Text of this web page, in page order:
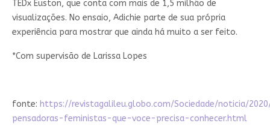
TEDx Euston, que conta com mais de 1,5 milhão de
visualizações. No ensaio, Adichie parte de sua própria
experiência para mostrar que ainda há muito a ser feito.
*Com supervisão de Larissa Lopes
fonte: https://revistagalileu.globo.com/Sociedade/noticia/
pensadoras-feministas-que-voce-precisa-conhecer.html